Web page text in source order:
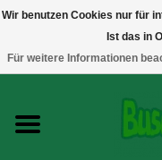
Growshop
Wir benutzen Cookies nur für
Ist das in
Für weitere Informationen